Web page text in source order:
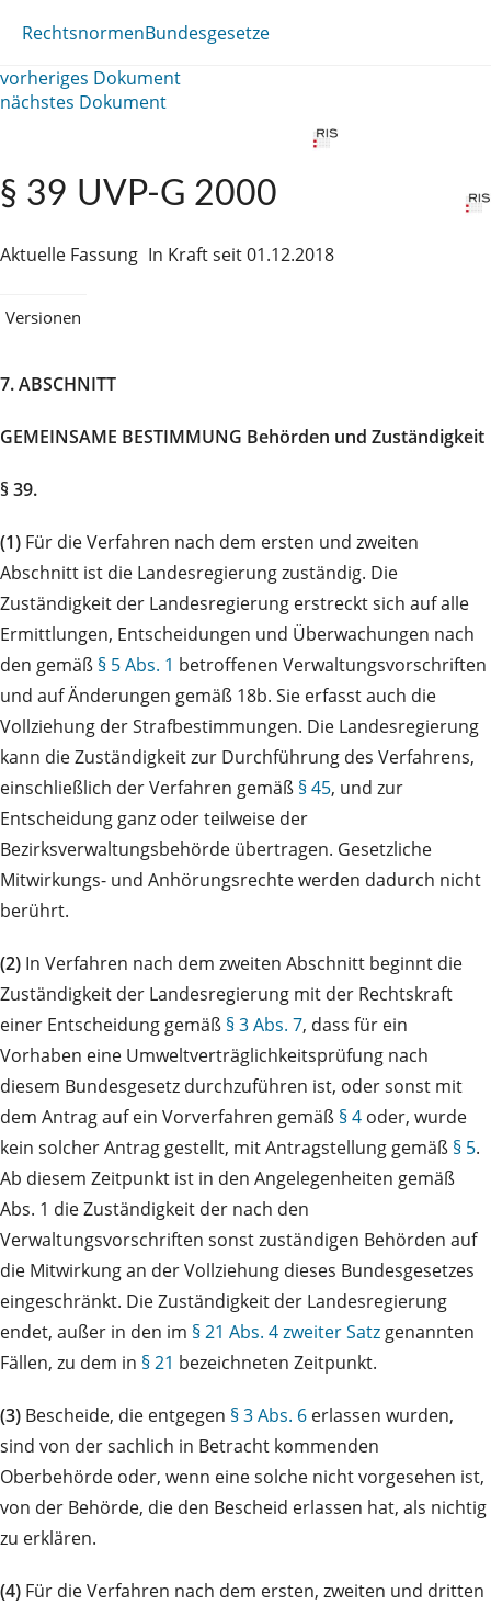
RechtsnormenBundesgesetze
vorheriges Dokument
nächstes Dokument
§ 39 UVP-G 2000
Aktuelle Fassung In Kraft seit 01.12.2018
Versionen
7. ABSCHNITT
GEMEINSAME BESTIMMUNG Behörden und Zuständigkeit
§ 39.
(1) Für die Verfahren nach dem ersten und zweiten
Abschnitt ist die Landesregierung zuständig. Die
Zuständigkeit der Landesregierung erstreckt sich auf alle
Ermittlungen, Entscheidungen und Überwachungen nach
den gemäß § 5 Abs. 1 betroffenen Verwaltungsvorschriften
und auf Änderungen gemäß 18b. Sie erfasst auch die
Vollziehung der Strafbestimmungen. Die Landesregierung
kann die Zuständigkeit zur Durchführung des Verfahrens,
einschließlich der Verfahren gemäß § 45, und zur
Entscheidung ganz oder teilweise der
Bezirksverwaltungsbehörde übertragen. Gesetzliche
Mitwirkungs- und Anhörungsrechte werden dadurch nicht
berührt.
(2) In Verfahren nach dem zweiten Abschnitt beginnt die
Zuständigkeit der Landesregierung mit der Rechtskraft
einer Entscheidung gemäß § 3 Abs. 7, dass für ein
Vorhaben eine Umweltverträglichkeitsprüfung nach
diesem Bundesgesetz durchzuführen ist, oder sonst mit
dem Antrag auf ein Vorverfahren gemäß § 4 oder, wurde
kein solcher Antrag gestellt, mit Antragstellung gemäß § 5.
Ab diesem Zeitpunkt ist in den Angelegenheiten gemäß
Abs. 1 die Zuständigkeit der nach den
Verwaltungsvorschriften sonst zuständigen Behörden auf
die Mitwirkung an der Vollziehung dieses Bundesgesetzes
eingeschränkt. Die Zuständigkeit der Landesregierung
endet, außer in den im § 21 Abs. 4 zweiter Satz genannten
Fällen, zu dem in § 21 bezeichneten Zeitpunkt.
(3) Bescheide, die entgegen § 3 Abs. 6 erlassen wurden,
sind von der sachlich in Betracht kommenden
Oberbehörde oder, wenn eine solche nicht vorgesehen ist,
von der Behörde, die den Bescheid erlassen hat, als nichtig
zu erklären.
(4) Für die Verfahren nach dem ersten, zweiten und dritten